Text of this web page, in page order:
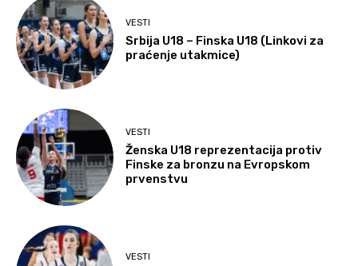
VESTI
Srbija U18 – Finska U18 (Linkovi za
praćenje utakmice)
VESTI
Ženska U18 reprezentacija protiv
Finske za bronzu na Evropskom
prvenstvu
VESTI